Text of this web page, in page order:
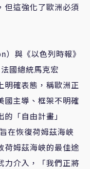
但這強化了歐洲必須
與《以色列時報》
國總統馬克宏
明確表態，稱歐洲正
國主導、框架不明確
「自由計畫」
在恢復荷姆茲海峽
荷姆茲海峽的最佳途
力介入，「我們正將